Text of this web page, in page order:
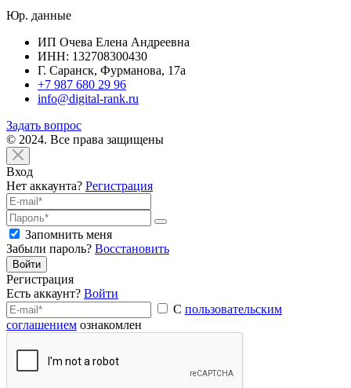
Юр. данные
ИП Очева Елена Андреевна
ИНН: 132708300430
Г. Саранск, Фурманова, 17а
+7 987 680 29 96
info@digital-rank.ru
Задать вопрос
© 2024. Все права защищены
Вход
Нет аккаунта? Регистрация
Запомнить меня
Забыли пароль? Восстановить
Войти
Регистрация
Есть аккаунт? Войти
С пользовательским
соглашением ознакомлен